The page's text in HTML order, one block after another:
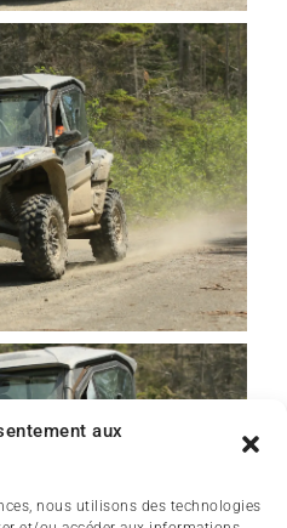
aux
nous utilisons des technologies